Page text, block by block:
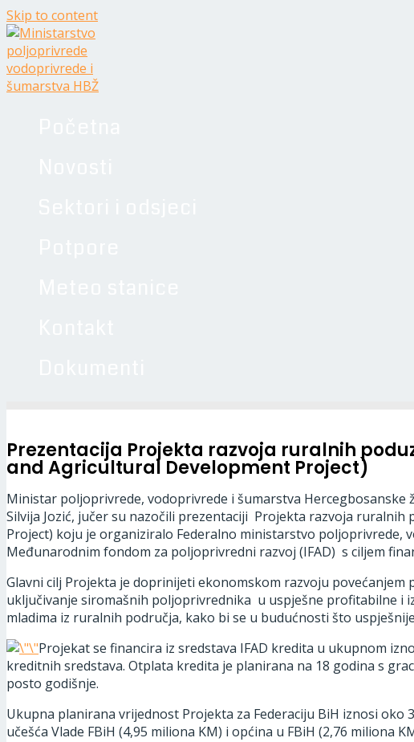
Skip to content
Prezentacija Projekta razvoja ruralnih
and Agricultural Development Project)
Ministar poljoprivrede, vodoprivrede i šumarstva Hercegbosanske
Silvija Jozić, jučer su nazočili prezentaciji Projekta razvoja
Project) koju je organiziralo Federalno ministarstvo
Međunarodnim fondom za poljoprivredni razvoj (IFAD) s ciljem
Glavni cilj Projekta je doprinijeti ekonomskom razvoju
uključivanje siromašnih poljoprivrednika u uspješne profitabilne i
mladima iz ruralnih područja, kako bi se u budućnosti što
Projekat se financira iz sredstava IFAD kredita u ukupnom
kreditnih sredstava. Otplata kredita je planirana na 18 godina s
posto godišnje.
Ukupna planirana vrijednost Projekta za Federaciju BiH iznosi oko
učešća Vlade FBiH (4,95 miliona KM) i općina u FBiH (2,76